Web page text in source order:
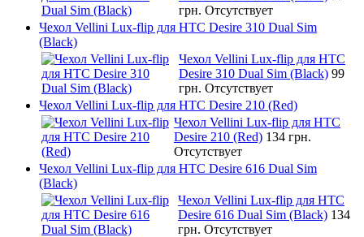
грн. Отсутствует
Чехол Vellini Lux-flip для HTC Desire 310 Dual Sim
(Black)
Чехол Vellini Lux-flip для HTC
Desire 310 Dual Sim (Black) 99
грн. Отсутствует
Чехол Vellini Lux-flip для HTC Desire 210 (Red)
Чехол Vellini Lux-flip для HTC
Desire 210 (Red) 134 грн.
Отсутствует
Чехол Vellini Lux-flip для HTC Desire 616 Dual Sim
(Black)
Чехол Vellini Lux-flip для HTC
Desire 616 Dual Sim (Black) 134
грн. Отсутствует